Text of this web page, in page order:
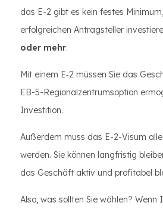
das E-2 gibt es kein festes
erfolgreichen Antragsteller
oder mehr.
Mit einem E‑2 müssen Sie das
EB-5-Regionalzentrumsoption
Investition.
Außerdem muss das E-2-Visum
werden. Sie können langfristig
das Geschäft aktiv und profitabel
Also, was sollten Sie wählen? Wenn